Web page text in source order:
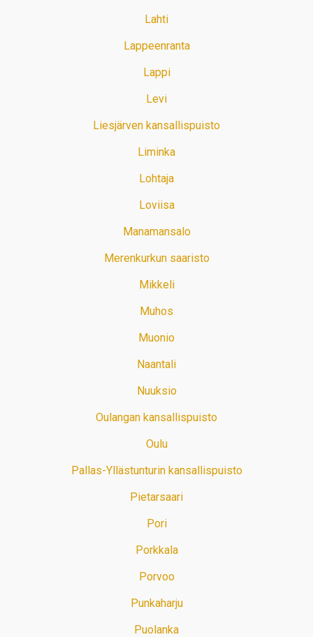
Lahti
Lappeenranta
Lappi
Levi
Liesjärven kansallispuisto
Liminka
Lohtaja
Loviisa
Manamansalo
Merenkurkun saaristo
Mikkeli
Muhos
Muonio
Naantali
Nuuksio
Oulangan kansallispuisto
Oulu
Pallas-Yllästunturin kansallispuisto
Pietarsaari
Pori
Porkkala
Porvoo
Punkaharju
Puolanka